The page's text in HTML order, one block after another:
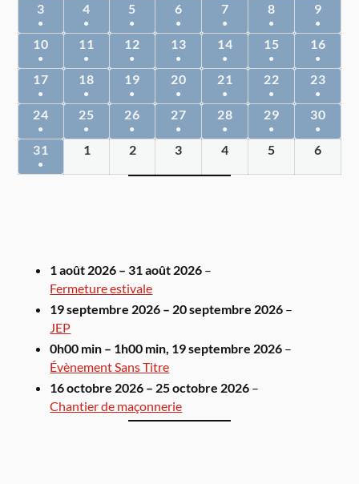
3
●
4
●
5
●
6
●
7
●
8
●
9
●
10
●
11
●
12
●
13
●
14
●
15
●
16
●
17
●
18
●
19
●
20
●
21
●
22
●
23
●
24
●
25
●
26
●
27
●
28
●
29
●
30
●
31
●
1 2 3 4 5 6
1 août 2026 – 31 août 2026 –
Fermeture estivale
19 septembre 2026 – 20 septembre 2026 –
JEP
0h00 min – 1h00 min, 19 septembre 2026 –
Évènement Sans Titre
16 octobre 2026 – 25 octobre 2026 –
Chantier de maçonnerie